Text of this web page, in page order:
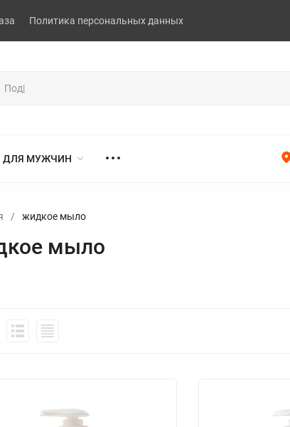
Политика персональных данных
ДЛЯ МУЖЧИН
/ жидкое мыло
мыло